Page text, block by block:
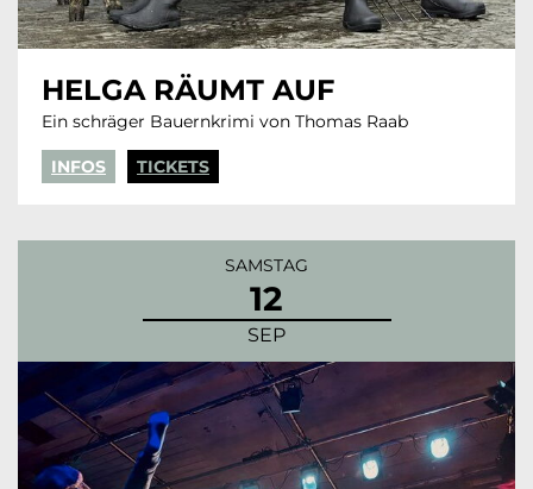
HELGA RÄUMT AUF
Ein schräger Bauernkrimi von Thomas Raab
INFOS TICKETS
SAMSTAG
12
SEP